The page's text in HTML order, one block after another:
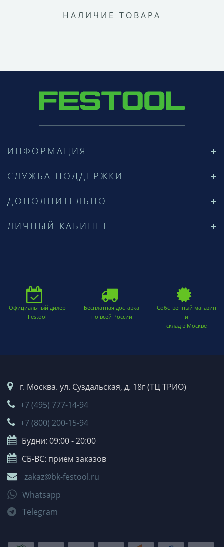
НАЛИЧИЕ ТОВАРА
ИНФОРМАЦИЯ
СЛУЖБА ПОДДЕРЖКИ
ДОПОЛНИТЕЛЬНО
ЛИЧНЫЙ КАБИНЕТ
Официальный дилер
Festool
Бесплатная доставка
по всей России
Собственный магазин
и
склад в Москве
г. Москва. ул. Суздальская, д. 18г (ТЦ ТРИО)
+7 (495) 777-14-94
+7 (800) 200-15-94
Будни: 09:00 - 20:00
СБ-ВС: прием заказов
zakaz@bk-festool.ru
Whatsapp
Telegram